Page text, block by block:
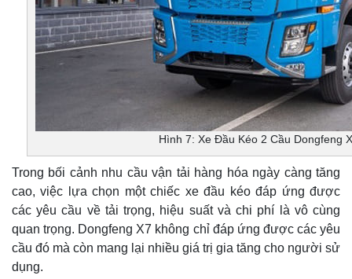
Hình 7: Xe Đầu Kéo 2 Cầu Dongfeng
Trong bối cảnh nhu cầu vận tải hàng hóa ngày càng tăng
cao, việc lựa chọn một chiếc xe đầu kéo đáp ứng được
các yêu cầu về tải trọng, hiệu suất và chi phí là vô cùng
quan trọng. Dongfeng X7 không chỉ đáp ứng được các yêu
cầu đó mà còn mang lại nhiều giá trị gia tăng cho người sử
dụng.